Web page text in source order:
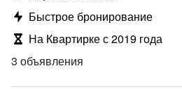
Быстрое бронирование
На Квартирке с 2019 года
3 объявления